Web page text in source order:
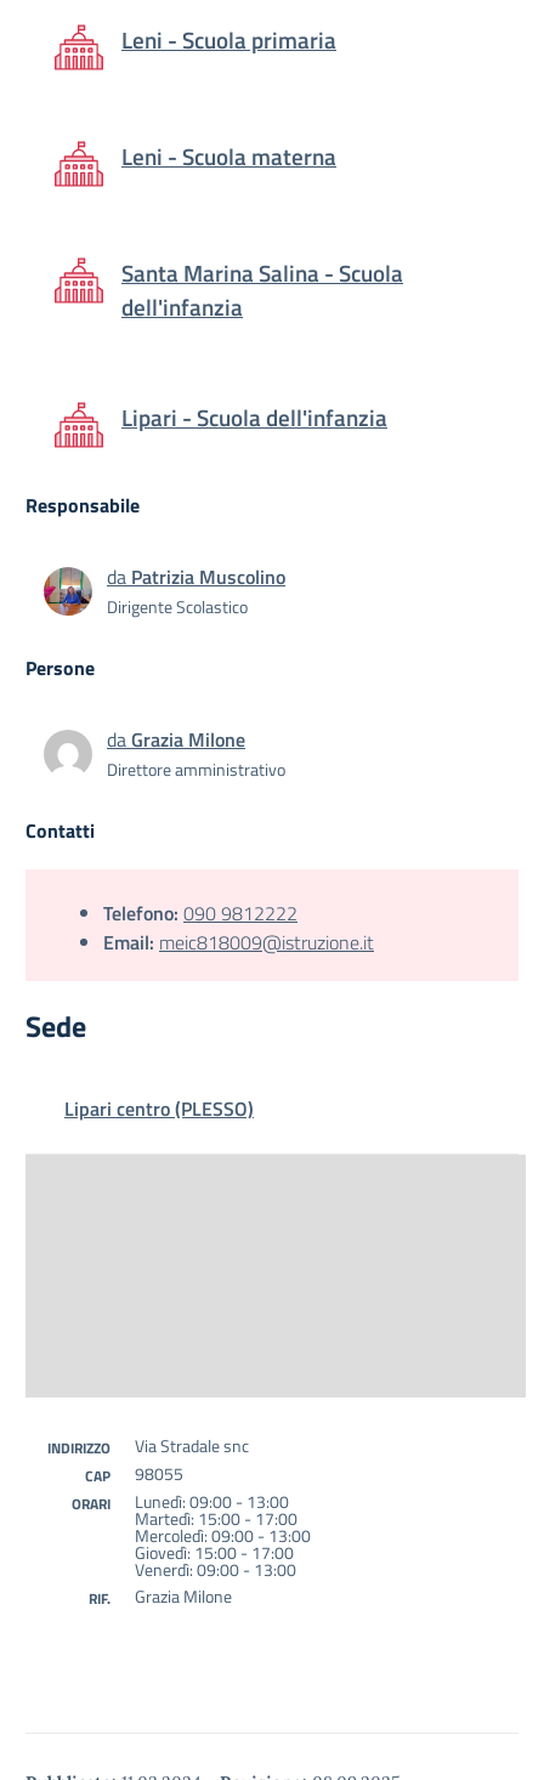
Leni - Scuola primaria
Leni - Scuola materna
Santa Marina Salina - Scuola
dell'infanzia
Lipari - Scuola dell'infanzia
Responsabile
da Patrizia Muscolino
Dirigente Scolastico
Persone
daGrazia Milone
Direttore amministrativo
Contatti
Telefono: 090 9812222
Email: meic818009@istruzione.it
Sede
Lipari centro (PLESSO)
INDIRIZZO Via Stradale snc
CAP 98055
ORARI Lunedì: 09:00 - 13:00
Martedì: 15:00 - 17:00
Mercoledì: 09:00 - 13:00
Giovedì: 15:00 - 17:00
Venerdì: 09:00 - 13:00
RIF. Grazia Milone